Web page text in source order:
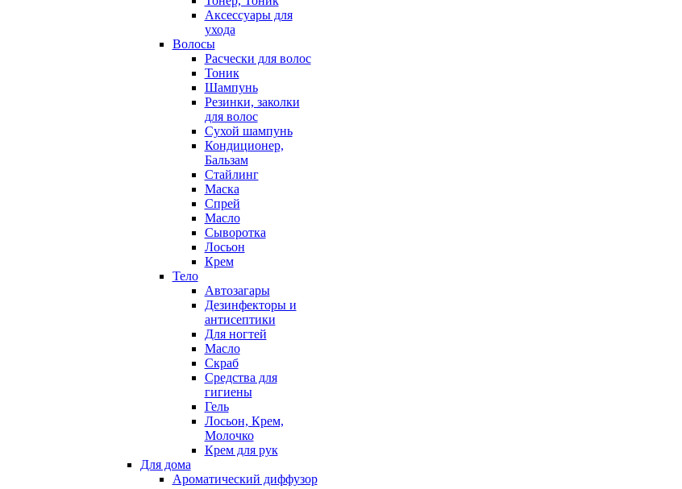
Аксессуары для
ухода
Волосы
Расчески для волос
Тоник
Шампунь
Резинки, заколки
для волос
Сухой шампунь
Кондиционер,
Бальзам
Стайлинг
Маска
Спрей
Масло
Сыворотка
Лосьон
Крем
Тело
Автозагары
Дезинфекторы и
антисептики
Для ногтей
Масло
Скраб
Средства для
гигиены
Гель
Лосьон, Крем,
Молочко
Крем для рук
Для дома
Ароматический диффузор